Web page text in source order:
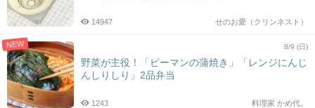
せのお愛（クリンネスト）
14947
NEW 8/9 (日)
野菜が主役！「ピーマンの蒲焼き」「レンジにんじ
んしりしり」2品弁当
料理家 かめ代。
1243